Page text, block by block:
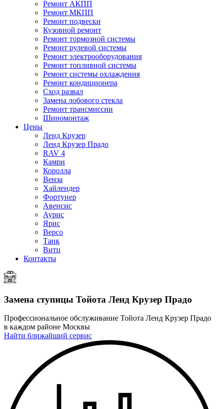
Ремонт АКПП
Ремонт МКПП
Ремонт подвески
Кузовной ремонт
Ремонт тормозной системы
Ремонт рулевой системы
Ремонт электрооборудования
Ремонт топливной системы
Ремонт системы охлаждения
Ремонт кондиционера
Сход развал
Замена лобового стекла
Ремонт трансмиссии
Шиномонтаж
Цены
Ленд Крузер
Ленд Крузер Прадо
RAV 4
Камри
Королла
Венза
Хайлендер
Фортунер
Авенсис
Аурис
Ярис
Версо
Танк
Витц
Контакты
Замена ступицы Тойота Ленд Крузер Прадо
Профессиональное обслуживание Тойота Ленд Крузер Прадо
в каждом районе Москвы
Найти ближайший сервис